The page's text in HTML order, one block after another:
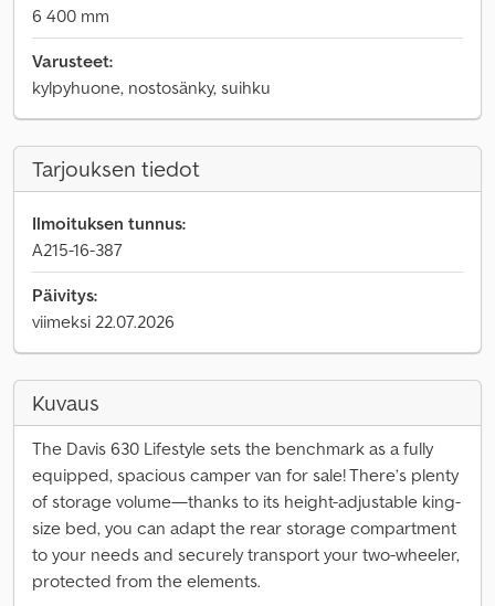
6 400 mm
Varusteet:
kylpyhuone, nostosänky, suihku
Tarjouksen tiedot
Ilmoituksen tunnus:
A215-16-387
Päivitys:
viimeksi 22.07.2026
Kuvaus
The Davis 630 Lifestyle sets the benchmark as a fully
equipped, spacious camper van for sale! There’s plenty
of storage volume—thanks to its height-adjustable king-
size bed, you can adapt the rear storage compartment
to your needs and securely transport your two-wheeler,
protected from the elements.